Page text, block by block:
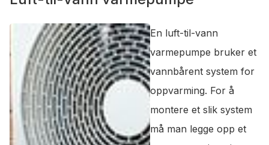
En luft-til-vann
varmepumpe bruker et
vannbårent system for
oppvarming. For å
montere et slik system
må man legge opp et